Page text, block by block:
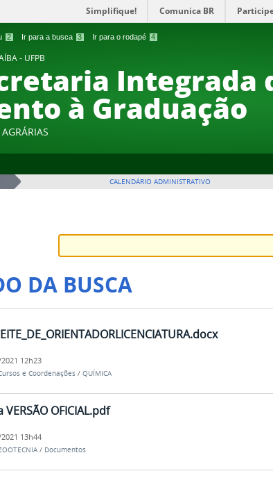
2 Ir para a busca 3 Ir para o rodapé 4
Simplifique! Comunica BR
- UFPB
Integrada
à Graduação
CALENDÁRIO ADMINISTRATIVO
DA BUSCA
12h23
e Coordenações / QUÍMICA
OFICIAL.pdf
13h44
/ Documentos